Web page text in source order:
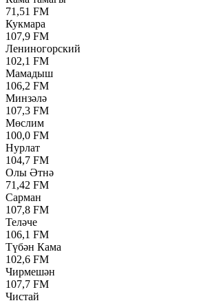
71,51 FM
Кукмара
107,9 FM
Лениногорский
102,1 FM
Мамадыш
106,2 FM
Минзәлә
107,3 FM
Мөслим
100,0 FM
Нурлат
104,7 FM
Олы Әтнә
71,42 FM
Сарман
107,8 FM
Теләче
106,1 FM
Түбән Кама
102,6 FM
Чирмешән
107,7 FM
Чистай